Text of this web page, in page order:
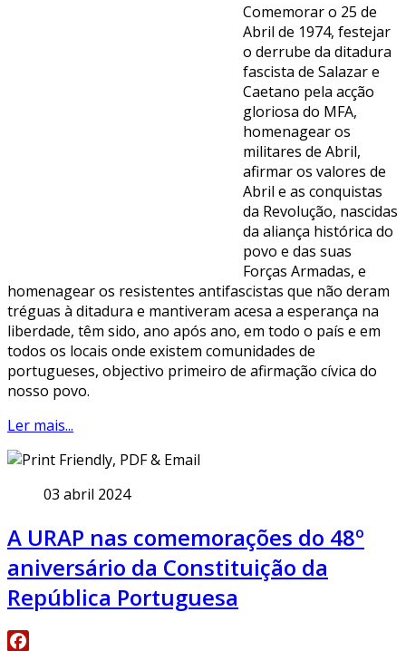
Comemorar o 25 de
Abril de 1974, festejar
o derrube da ditadura
fascista de Salazar e
Caetano pela acção
gloriosa do MFA,
homenagear os
militares de Abril,
afirmar os valores de
Abril e as conquistas
da Revolução, nascidas
da aliança histórica do
povo e das suas
Forças Armadas, e
homenagear os resistentes antifascistas que não deram
tréguas à ditadura e mantiveram acesa a esperança na
liberdade, têm sido, ano após ano, em todo o país e em
todos os locais onde existem comunidades de
portugueses, objectivo primeiro de afirmação cívica do
nosso povo.
Ler mais...
03 abril 2024
A URAP nas comemorações do 48º
aniversário da Constituição da
República Portuguesa